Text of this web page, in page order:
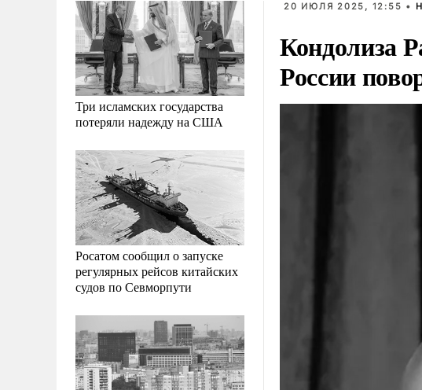
Три исламских государства
потеряли надежду на США
Росатом сообщил о запуске
регулярных рейсов китайских
судов по Севморпути
20 ИЮЛЯ 2025, 12:55 •
Кондолиза
России